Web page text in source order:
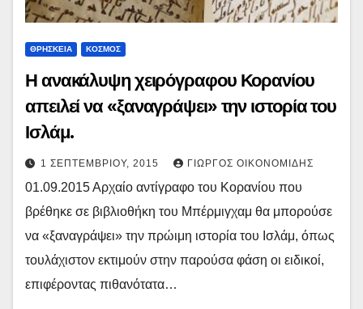
ΘΡΗΣΚΕΙΑ ΚΟΣΜΟΣ
Η ανακάλυψη χειρόγραφου Κορανίου
απειλεί να «ξαναγράψει» την ιστορία του
Ισλάμ.
1 ΣΕΠΤΕΜΒΡΊΟΥ, 2015 ΓΙΏΡΓΟΣ ΟΙΚΟΝΟΜΊΔΗΣ
01.09.2015 Αρχαίο αντίγραφο του Κορανίου που
βρέθηκε σε βιβλιοθήκη του Μπέρμιγχαμ θα μπορούσε
να «ξαναγράψει» την πρώιμη ιστορία του Ισλάμ, όπως
τουλάχιστον εκτιμούν στην παρούσα φάση οι ειδικοί,
επιφέροντας πιθανότατα…